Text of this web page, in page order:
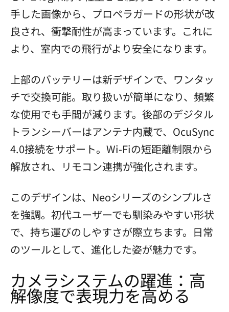
手した画像から、プロペラガードの形状が改
良され、衝撃耐性が高まっています。これに
より、室内での飛行がより安全になります。
上部のバッテリーは新デザインで、ワンタッ
チで交換可能。取り扱いが簡単になり、頻繁
な使用でも手間が減ります。後部のデジタル
トランシーバーはアンテナ内蔵で、OcuSync
4.0接続をサポート。Wi-Fiの短距離制限から
解放され、リモコン連携が強化されます。
このデザインは、Neoシリーズのシンプルさ
を強調。初代ユーザーでも馴染みやすい形状
で、持ち運びのしやすさが際立ちます。日常
のツールとして、進化した姿が魅力です。
カメラシステムの躍進：高
解像度で表現力を高める